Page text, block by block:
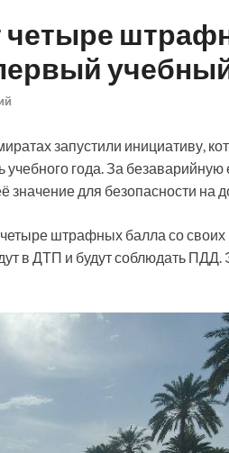
запустили инициативу,
года. За
значение для безопасности на
штрафных балла со
в ДТП и будут соблюдать ПДД.